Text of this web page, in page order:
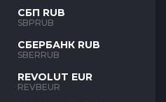
СБП RUB
SBPRUB
СБЕРБАНК RUB
SBERRUB
REVOLUT EUR
REVBEUR